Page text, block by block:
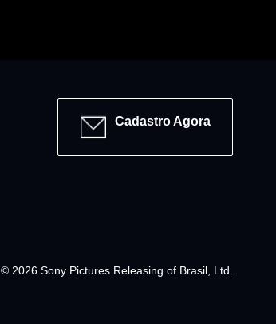
Cadastro Agora
© 2026 Sony Pictures Releasing of Brasil, Ltd.